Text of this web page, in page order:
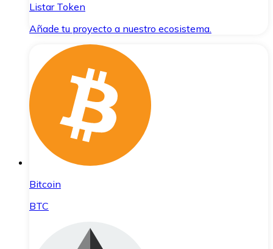
Listar Token
Añade tu proyecto a nuestro ecosistema.
Bitcoin
BTC